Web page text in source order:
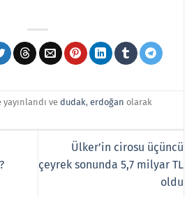
yayınlandı vedudak,erdoğan olarak
Ülker’in cirosu üçüncü
çeyrek sonunda 5,7 milyar TL
oldu